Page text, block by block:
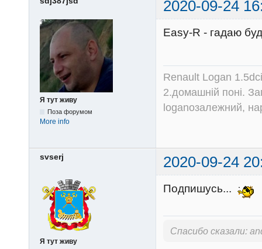
2020-09-24
Я тут живу
Поза форумом
More info
Easy-R - гадаю
Renault Logan
2.домашній поні.
loganозалежний,
svserj 2020-09-24
Я тут живу
Подпишусь...
Спасибо сказали: